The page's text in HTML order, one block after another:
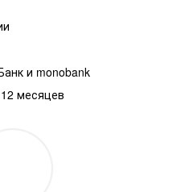
и monobank
месяцев